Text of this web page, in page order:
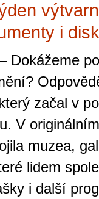
i
Dokážeme
začal v
V
muzea,
lidem
i další
Průvodce
Brně: Od
Brno je
zajímavé
restaurace,
kde si
hry. V
nabídku her
pravidelné